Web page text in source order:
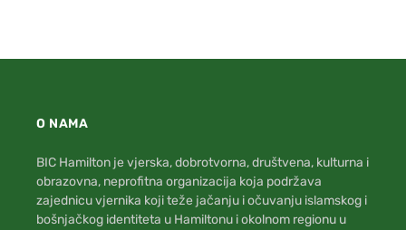
O NAMA
BIC Hamilton je vjerska, dobrotvorna, društvena, kulturna i
obrazovna, neprofitna organizacija koja podržava
zajednicu vjernika koji teže jačanju i očuvanju islamskog i
bošnjačkog identiteta u Hamiltonu i okolnom regionu u